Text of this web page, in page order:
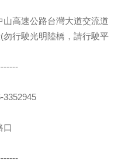
高速公路台灣大道交流道
行駛光明陸橋，請行駛平
口